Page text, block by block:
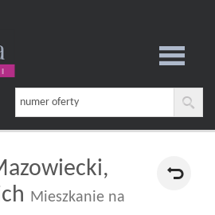
Strona
główna
Mieszkanie na